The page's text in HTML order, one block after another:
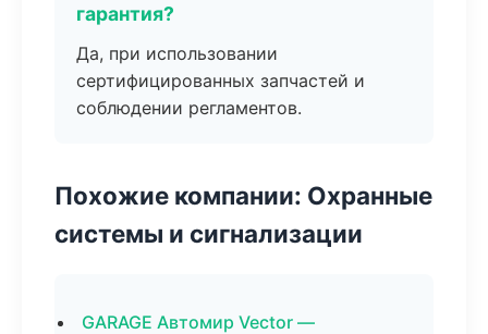
гарантия?
Да, при использовании
сертифицированных запчастей и
соблюдении регламентов.
Похожие компании: Охранные
системы и сигнализации
GARAGE Автомир Vector —